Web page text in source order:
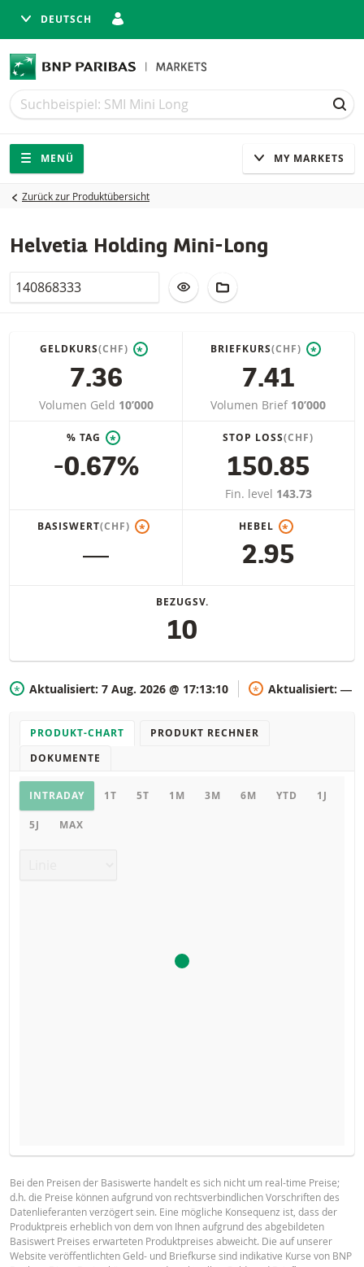
DEUTSCH
Suche
Suche
Navigation
Seitennavigation
MENÜ MY MARKETS
Zurück zur Produktübersicht
Helvetia Holding Mini-Long
Valor ZUR WATCHLIST HINZUFÜGEN
GELDKURS(CHF) *
7.36
Volumen Geld 10’000
BRIEFKURS(CHF) *
7.41
Volumen Brief 10’000
% TAG *
-0.67%
STOP LOSS(CHF)
150.85
Fin. level 143.73
BASISWERT(CHF) *
―
HEBEL *
2.95
BEZUGSV.
10
* Aktualisiert: 7 Aug. 2026 @ 17:13:10 * Aktualisiert: ―
PRODUKT-CHART
PRODUKT RECHNER
DOKUMENTE
Chart
INTRADAY 1T 5T 1M 3M 6M YTD 1J
5J MAX
NEUER REFERENZKURS STÜCKZAHL
HALTEPERIODE
1 Tag 1 Woche 1 Jahr
BROSCHÜRE
Deutsch PDF
Bei den Preisen der Basiswerte handelt es sich nicht um real-time Preise;
d.h. die Preise können aufgrund von rechtsverbindlichen Vorschriften des
Datenlieferanten verzögert sein. Eine mögliche Konsequenz ist, dass der
Produktpreis erheblich von dem von Ihnen aufgrund des abgebildeten
Basiswert Preises erwarteten Produktpreises abweicht. Die auf unserer
Website veröffentlichten Geld- und Briefkurse sind indikative Kurse von BNP